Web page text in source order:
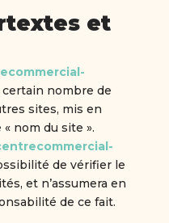
et
nombre de
sites, mis en
nom du site ».
de vérifier le
et n’assumera en
de ce fait.